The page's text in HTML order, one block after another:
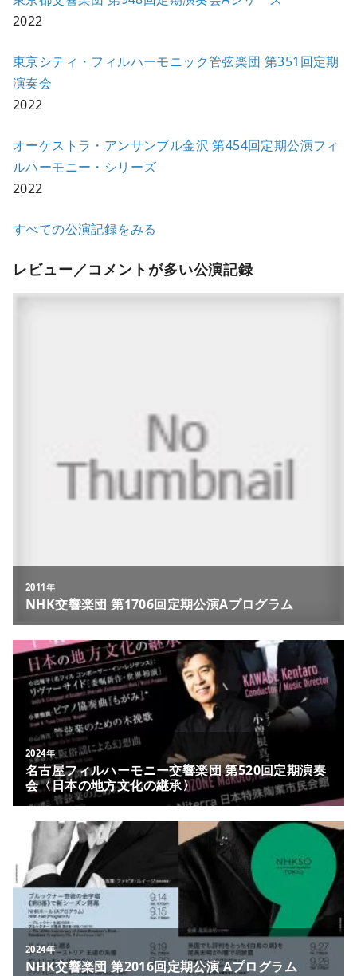
2022
東京シティ・フィルハーモニック管弦楽団 第351回定期
演奏会
2022
オーケストラ・アンサンブル金沢 第454回定期公演フィ
ルハーモニー・シリーズ
2022
すべての公演記録をみる
レビュー／コメントが多い公演記録